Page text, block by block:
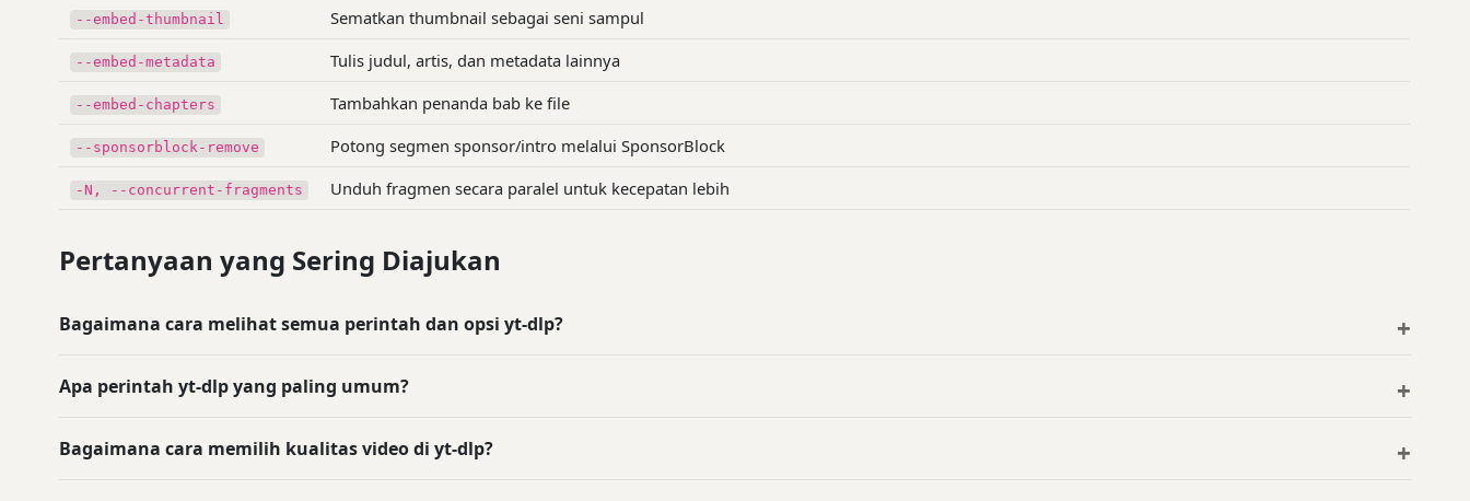
--embed-thumbnail Sematkan thumbnail sebagai seni sampul
--embed-metadata Tulis judul, artis, dan metadata lainnya
--embed-chapters Tambahkan penanda bab ke file
--sponsorblock-remove Potong segmen sponsor/intro melalui SponsorBlock
-N, --concurrent-fragments Unduh fragmen secara paralel untuk kecepatan lebih
Pertanyaan yang Sering Diajukan
Bagaimana cara melihat semua perintah dan opsi yt-dlp?
Apa perintah yt-dlp yang paling umum?
Bagaimana cara memilih kualitas video di yt-dlp?